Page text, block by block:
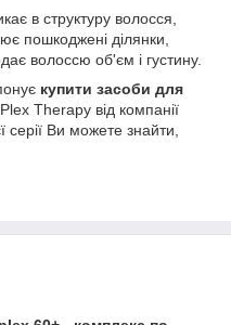
в структуру волосся,
пошкоджені ділянки,
волоссю об'єм і густину.
купити засоби для
Plex Therapy від компанії
серії Ви можете знайти,